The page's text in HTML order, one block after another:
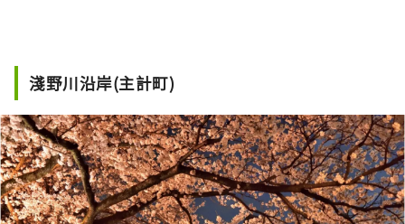
淺野川沿岸(主計町)